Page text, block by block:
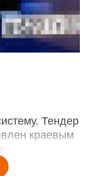
Тендер
краевым